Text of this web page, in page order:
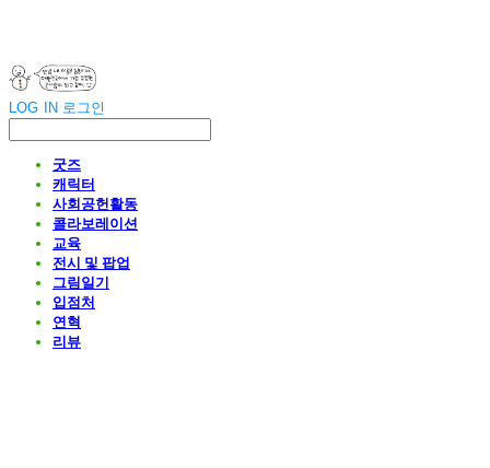
LOG IN 로그인
굿즈
캐릭터
사회공헌활동
콜라보레이션
교육
전시 및 팝업
그림일기
입점처
연혁
리뷰